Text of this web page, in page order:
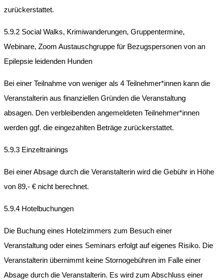
zurückerstattet.
5.9.2 Social Walks, Krimiwanderungen, Gruppentermine,
Webinare, Zoom Austauschgruppe für Bezugspersonen von an
Epilepsie leidenden Hunden
Bei einer Teilnahme von weniger als 4 Teilnehmer*innen kann die
Veranstalterin aus finanziellen Gründen die Veranstaltung
absagen. Den verbleibenden angemeldeten Teilnehmer*innen
werden ggf. die eingezahlten Beträge zurückerstattet.
5.9.3 Einzeltrainings
Bei einer Absage durch die Veranstalterin wird die Gebühr in Höhe
von 89,- € nicht berechnet.
5.9.4 Hotelbuchungen
Die Buchung eines Hotelzimmers zum Besuch einer
Veranstaltung oder eines Seminars erfolgt auf eigenes Risiko. Die
Veranstalterin übernimmt keine Stornogebühren im Falle einer
Absage durch die Veranstalterin. Es wird zum Abschluss einer